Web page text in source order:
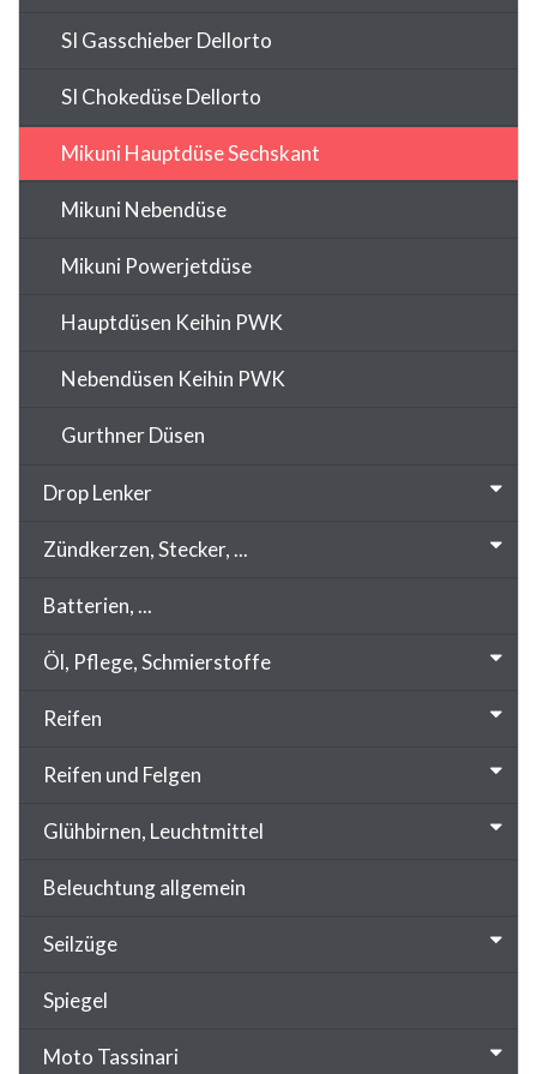
SI Gasschieber Dellorto
SI Chokedüse Dellorto
Mikuni Hauptdüse Sechskant
Mikuni Nebendüse
Mikuni Powerjetdüse
Hauptdüsen Keihin PWK
Nebendüsen Keihin PWK
Gurthner Düsen
Drop Lenker
Zündkerzen, Stecker, ...
Batterien, ...
Öl, Pflege, Schmierstoffe
Reifen
Reifen und Felgen
Glühbirnen, Leuchtmittel
Beleuchtung allgemein
Seilzüge
Spiegel
Moto Tassinari